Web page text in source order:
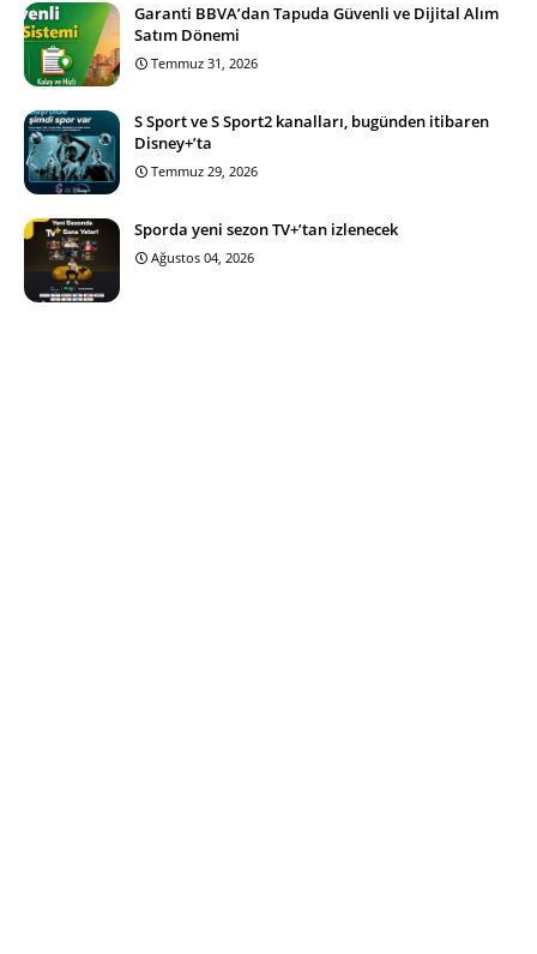
Garanti BBVA’dan Tapuda Güvenli ve Dijital Alım
Satım Dönemi
Temmuz 31, 2026
S Sport ve S Sport2 kanalları, bugünden itibaren
Disney+’ta
Temmuz 29, 2026
Sporda yeni sezon TV+’tan izlenecek
Ağustos 04, 2026